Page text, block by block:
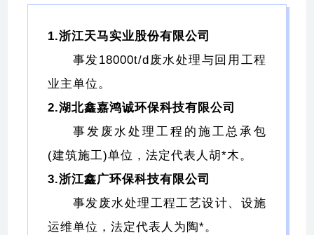
1.浙江天马实业股份有限公司
事发18000t/d废水处理与回用工程
业主单位。
2.湖北鑫嘉鸿诚环保科技有限公司
事发废水处理工程的施工总承包
(建筑施工)单位，法定代表人胡*木。
3.浙江鑫广环保科技有限公司
事发废水处理工程工艺设计、设施
运维单位，法定代表人为陶*。